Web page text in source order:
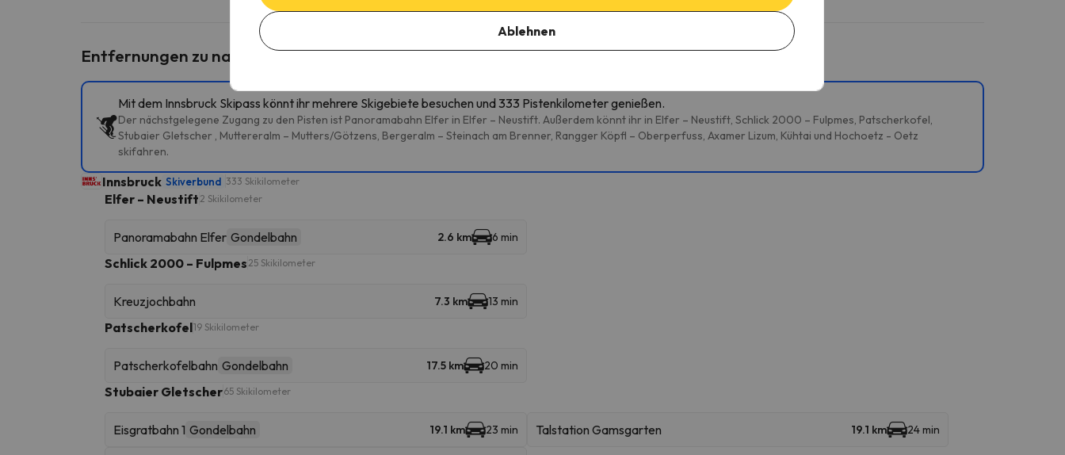
Entfernungen zu nahe gelegenen Skigebieten
Mit dem Innsbruck Skipass könnt ihr mehrere Skigebiete besuchen und 333 Pistenkilometer genießen.
Der nächstgelegene Zugang zu den Pisten ist Panoramabahn Elfer in Elfer – Neustift. Außerdem könnt ihr in Elfer – Neustift, Schlick 2000 – Fulpmes, Patscherkofel,
Stubaier Gletscher , Muttereralm – Mutters/Götzens, Bergeralm – Steinach am Brenner, Rangger Köpfl – Oberperfuss, Axamer Lizum, Kühtai und Hochoetz - Oetz
skifahren.
Innsbruck Skiverbund 333 Skikilometer
Elfer – Neustift 2 Skikilometer
Panoramabahn Elfer Gondelbahn 2.6 km 6 min
Schlick 2000 – Fulpmes 25 Skikilometer
Kreuzjochbahn 7.3 km 13 min
Patscherkofel19 Skikilometer
Patscherkofelbahn Gondelbahn 17.5 km 20 min
Stubaier Gletscher65 Skikilometer
Eisgratbahn 1 Gondelbahn 19.1 km 23 min Talstation Gamsgarten 19.1 km 24 min
Ablehnen